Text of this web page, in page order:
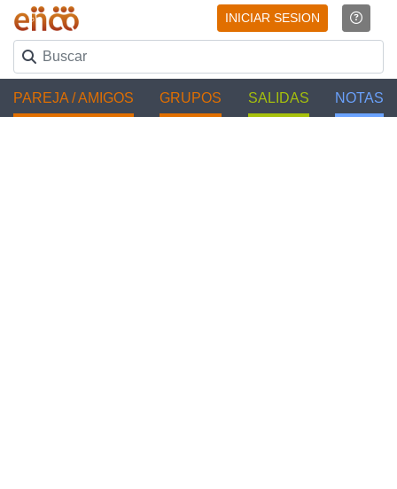
INICIAR SESION
PAREJA / AMIGOS GRUPOS SALIDAS NOTAS